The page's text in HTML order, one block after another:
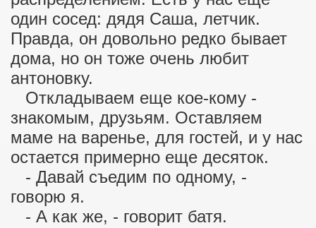
один сосед: дядя Саша, летчик.
Правда, он довольно редко бывает
дома, но он тоже очень любит
антоновку.
Откладываем еще кое-кому -
знакомым, друзьям. Оставляем
маме на варенье, для гостей, и у нас
остается примерно еще десяток.
- Давай съедим по одному, -
говорю я.
- А как же, - говорит батя.